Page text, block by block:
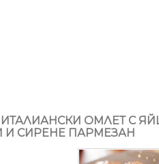
ОМЛЕТ С
И СИРЕНЕ ПАРМЕЗАН